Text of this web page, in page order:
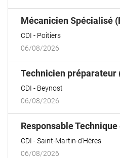
Mécanicien Spécialisé
CDI
Poitiers
06/08/2026
Technicien préparateur
CDI
Beynost
06/08/2026
Responsable Technique
CDI
Saint-Martin-d'Hères
06/08/2026